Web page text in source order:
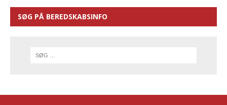
SØG PÅ BEREDSKABSINFO